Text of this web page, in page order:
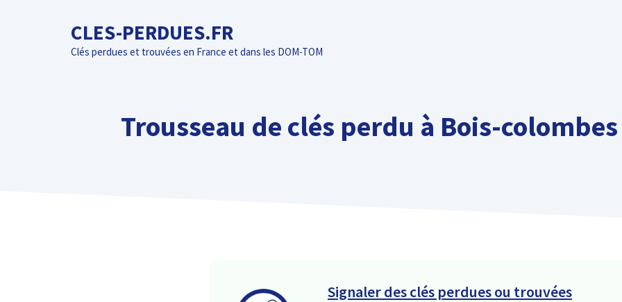
CLES-PERDUES.FR
Clés perdues et trouvées en France et dans les DOM-TOM
Trousseau de clés perdu à Bois-
Signaler des clés perdues ou trouvées